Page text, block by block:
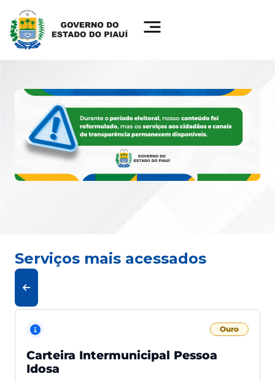
Serviços mais acessados
Ouro
Carteira Intermunicipal Pessoa
Idosa